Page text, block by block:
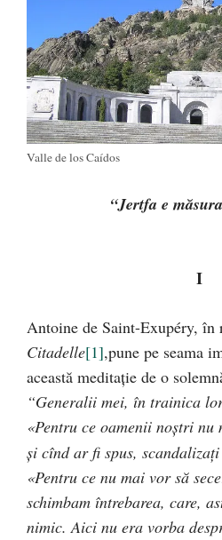
Valle de los Caídos
“Jertfa e
I
Antoine de Saint-Exupéry, în
Citadelle[1],pune pe seama
această meditaţie de o
“Generalii mei, în trainica
«Pentru ce oamenii noştri
şi cînd ar fi spus,
«Pentru ce nu mai vor să
schimbam întrebarea, care,
nimic. Aici nu era vorba